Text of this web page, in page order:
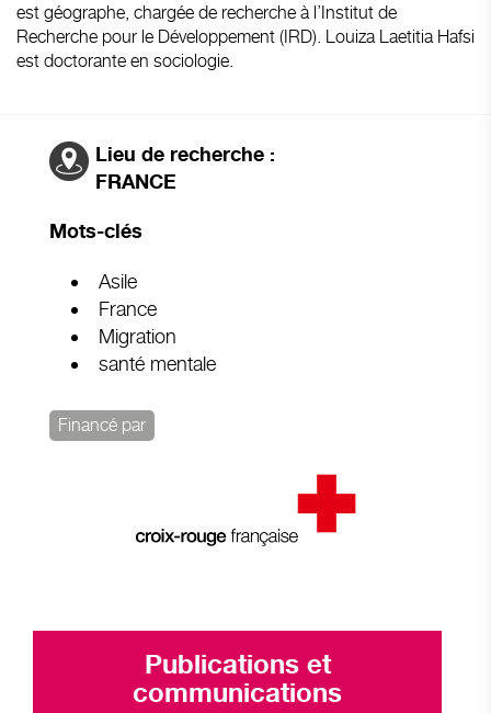
est géographe, chargée de recherche à l’Institut de
Recherche pour le Développement (IRD). Louiza Laetitia Hafsi
est doctorante en sociologie.
Lieu de recherche :
FRANCE
Mots-clés
Asile
France
Migration
santé mentale
Financé par
Publications et
communications